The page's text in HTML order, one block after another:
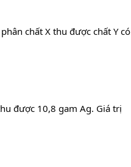
chất X thu được chất Y có
được 10,8 gam Ag. Giá trị